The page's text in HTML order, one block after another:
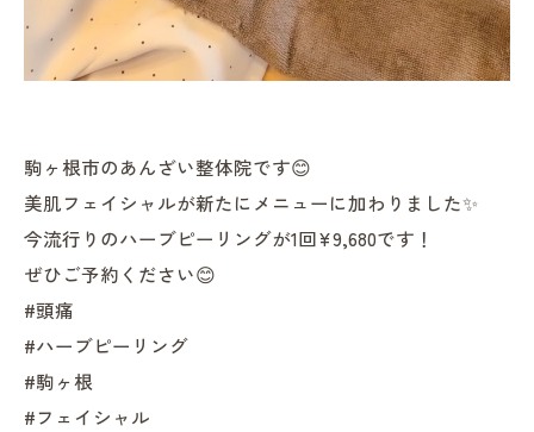
駒ヶ根市のあんざい整体院です😊
美肌フェイシャルが新たにメニューに加わりました✨
今流行りのハーブピーリングが1回¥9,680です！
ぜひご予約ください😊
#頭痛
#ハーブピーリング
#駒ヶ根
#フェイシャル